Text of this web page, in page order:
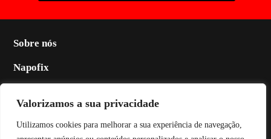
Valorizamos a sua privacidade
Utilizamos cookies para melhorar a sua experiência de navegação,
Sobre nós
Napofix